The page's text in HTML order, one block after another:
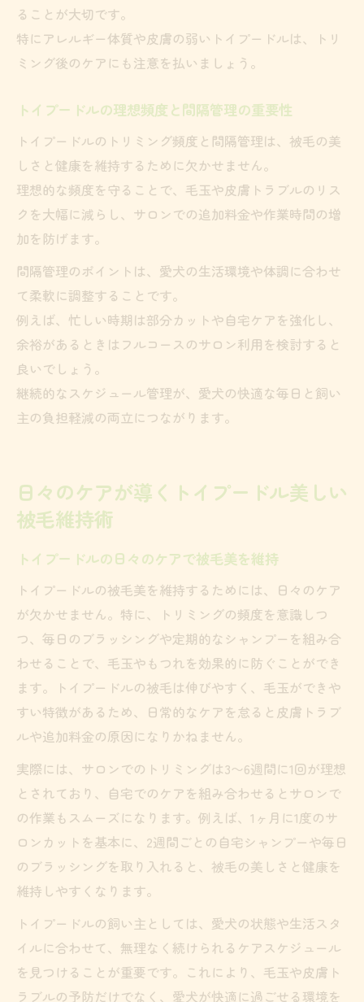
ることが大切です。
特にアレルギー体質や皮膚の弱いトイプードルは、トリ
ミング後のケアにも注意を払いましょう。
トイプードルの理想頻度と間隔管理の重要性
トイプードルのトリミング頻度と間隔管理は、被毛の美
しさと健康を維持するために欠かせません。
理想的な頻度を守ることで、毛玉や皮膚トラブルのリス
クを大幅に減らし、サロンでの追加料金や作業時間の増
加を防げます。
間隔管理のポイントは、愛犬の生活環境や体調に合わせ
て柔軟に調整することです。
例えば、忙しい時期は部分カットや自宅ケアを強化し、
余裕があるときはフルコースのサロン利用を検討すると
良いでしょう。
継続的なスケジュール管理が、愛犬の快適な毎日と飼い
主の負担軽減の両立につながります。
日々のケアが導くトイプードル美しい
被毛維持術
トイプードルの日々のケアで被毛美を維持
トイプードルの被毛美を維持するためには、日々のケア
が欠かせません。特に、トリミングの頻度を意識しつ
つ、毎日のブラッシングや定期的なシャンプーを組み合
わせることで、毛玉やもつれを効果的に防ぐことができ
ます。トイプードルの被毛は伸びやすく、毛玉ができや
すい特徴があるため、日常的なケアを怠ると皮膚トラブ
ルや追加料金の原因になりかねません。
実際には、サロンでのトリミングは3〜6週間に1回が理想
とされており、自宅でのケアを組み合わせるとサロンで
の作業もスムーズになります。例えば、1ヶ月に1度のサ
ロンカットを基本に、2週間ごとの自宅シャンプーや毎日
のブラッシングを取り入れると、被毛の美しさと健康を
維持しやすくなります。
トイプードルの飼い主としては、愛犬の状態や生活スタ
イルに合わせて、無理なく続けられるケアスケジュール
を見つけることが重要です。これにより、毛玉や皮膚ト
ラブルの予防だけでなく、愛犬が快適に過ごせる環境を